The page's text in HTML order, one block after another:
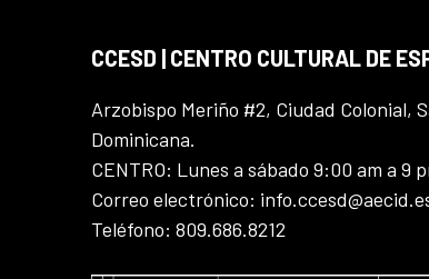
CCESD | CENTRO CULTURAL DE
Arzobispo Meriño #2, Ciudad Colonial,
Dominicana.
CENTRO: Lunes a sábado 9:00 am a 9
Correo electrónico:
Teléfono: 809.686.8212